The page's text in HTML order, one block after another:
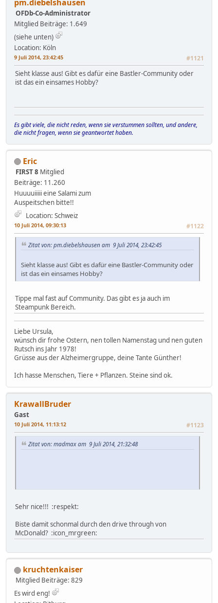
pm.diebelshausen
OFDb-Co-Administrator
Mitglied Beiträge: 1.649
(siehe unten)
Location: Köln
9 Juli 2014, 23:42:45 #1121
Sieht klasse aus! Gibt es dafür eine Bastler-Community oder
ist das ein einsames Hobby?
Es gibt viele, die nicht reden, wenn sie verstummen sollten, und andere,
die nicht fragen, wenn sie geantwortet haben.
Eric
FIRST 8 Mitglied
Beiträge: 11.260
Huuuuiiiii eine Salami zum
Auspeitschen bitte!!
Location: Schweiz
10 Juli 2014, 09:30:13 #1122
Zitat von: pm.diebelshausen am 9 Juli 2014, 23:42:45
Sieht klasse aus! Gibt es dafür eine Bastler-Community oder
ist das ein einsames Hobby?
Tippe mal fast auf Community. Das gibt es ja auch im
Steampunk Bereich.
Liebe Ursula,
wünsch dir frohe Ostern, nen tollen Namenstag und nen guten
Rutsch ins Jahr 1978!
Grüsse aus der Alzheimergruppe, deine Tante Günther!
Ich hasse Menschen, Tiere + Pflanzen. Steine sind ok.
KrawallBruder
Gast
10 Juli 2014, 11:13:12 #1123
Zitat von: madmax am 9 Juli 2014, 21:32:48
Sehr nice!!! :respekt:
Biste damit schonmal durch den drive through von
McDonald? :icon_mrgreen:
kruchtenkaiser
Mitglied Beiträge: 829
Es wird eng!